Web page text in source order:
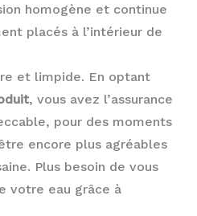
homogène et continue
placés à l’intérieur de
et limpide. En optant
, vous avez l’assurance
pour des moments
encore plus agréables
Plus besoin de vous
votre eau grâce à